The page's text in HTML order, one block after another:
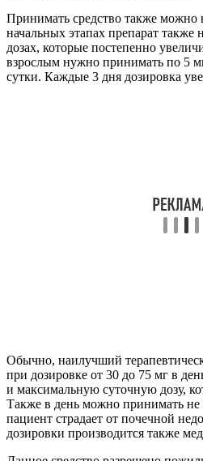
Принимать средство также можно
начальных этапах препарат также
дозах, которые постепенно
взрослым нужно принимать по 5
сутки. Каждые 3 дня дозировка
Обычно, наилучший
при дозировке от 30 до 75 мг в
и максимальную суточную дозу,
Также в день можно принимать не
пациент страдает от почечной
дозировки производится также